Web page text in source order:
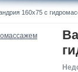
160х75 с